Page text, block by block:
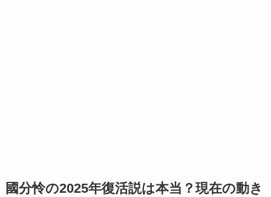
國分怜の2025年復活説は本当？現在の動き